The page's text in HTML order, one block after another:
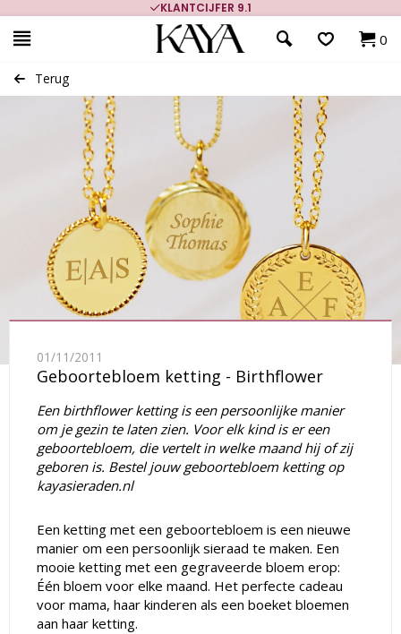
KLANTCIJFER 9.1
0
Terug
01/11/2011
Geboortebloem ketting - Birthflower
Een birthflower ketting is een persoonlijke manier
om je gezin te laten zien. Voor elk kind is er een
geboortebloem, die vertelt in welke maand hij of zij
geboren is. Bestel jouw geboortebloem ketting op
kayasieraden.nl
Een ketting met een geboortebloem is een nieuwe
manier om een persoonlijk sieraad te maken. Een
mooie ketting met een gegraveerde bloem erop:
Één bloem voor elke maand. Het perfecte cadeau
voor mama, haar kinderen als een boeket bloemen
aan haar ketting.